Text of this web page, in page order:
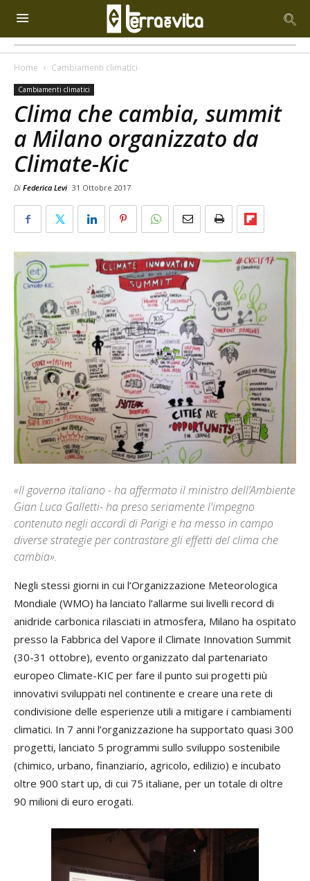
Home Cambiamenti climatici
Cambiamenti climatici
Clima che cambia, summit
a Milano organizzato da
Climate-Kic
Di Federica Levi 31 Ottobre 2017
«Il governo italiano - ha affermato il ministro dell’Ambiente
Gian Luca Galletti- ha preso seriamente l'impegno
contenuto negli accordi di Parigi e ha messo in campo
diverse strategie per contrastare gli effetti del clima che
cambia».
Negli stessi giorni in cui l’Organizzazione Meteorologica
Mondiale (WMO) ha lanciato l’allarme sui livelli record di
anidride carbonica rilasciati in atmosfera, Milano ha ospitato
presso la Fabbrica del Vapore il Climate Innovation Summit
(30-31 ottobre), evento organizzato dal partenariato
europeo Climate-KIC per fare il punto sui progetti più
innovativi sviluppati nel continente e creare una rete di
condivisione delle esperienze utili a mitigare i cambiamenti
climatici. In 7 anni l’organizzazione ha supportato quasi 300
progetti, lanciato 5 programmi sullo sviluppo sostenibile
(chimico, urbano, finanziario, agricolo, edilizio) e incubato
oltre 900 start up, di cui 75 italiane, per un totale di oltre
90 milioni di euro erogati.